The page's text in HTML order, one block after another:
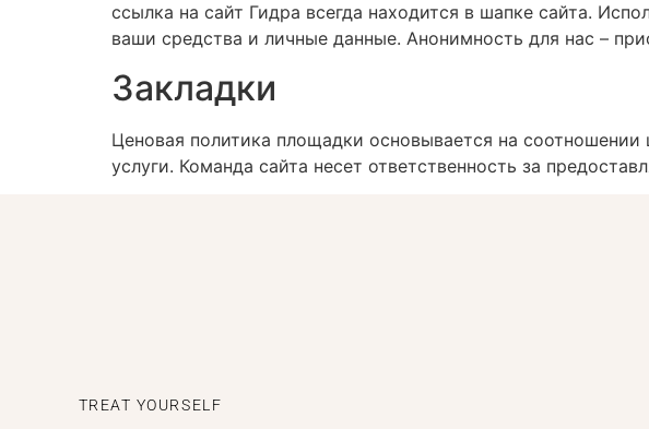
ссылка на сайт Гидра всегда находится в шапке сайта.
ваши средства и личные данные. Анонимность для нас –
Закладки
Ценовая политика площадки основывается на
услуги. Команда сайта несет ответственность за
TREAT YOURSELF